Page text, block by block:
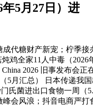
5月27日）进
糖财产新宠；柠季接
鸡全家11人中毒（
2026 旧事发布会
5月汇总） 日本传递我
氏菌进出口食物一周
会风浪；抖音电商严打